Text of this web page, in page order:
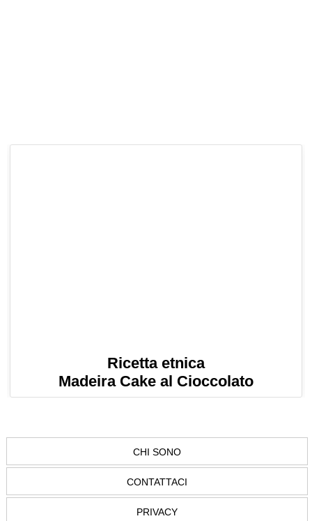
Ricetta etnica
Madeira Cake al Cioccolato
CHI SONO
CONTATTACI
PRIVACY